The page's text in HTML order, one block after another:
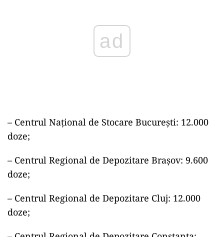
– Centrul Național de Stocare București: 12.000
doze;
– Centrul Regional de Depozitare Brașov: 9.600
doze;
– Centrul Regional de Depozitare Cluj: 12.000
doze;